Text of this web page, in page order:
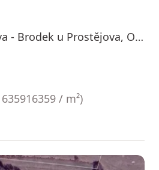
Brodek u Prostějova - Brodek u Prostějova, Olomoucký kraj
/ m²)